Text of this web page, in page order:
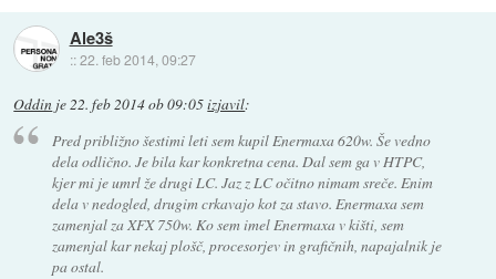
Ale3š
::22. feb 2014, 09:27
Oddin je 22. feb 2014 ob 09:05izjavil:
Pred približno šestimi leti sem kupil Enermaxa 620w. Še vedno
dela odlično. Je bila kar konkretna cena. Dal sem ga v HTPC,
kjer mi je umrl že drugi LC. Jaz z LC očitno nimam sreče. Enim
dela v nedogled, drugim crkavajo kot za stavo. Enermaxa sem
zamenjal za XFX 750w. Ko sem imel Enermaxa v kišti, sem
zamenjal kar nekaj plošč, procesorjev in grafičnih, napajalnik je
pa ostal.